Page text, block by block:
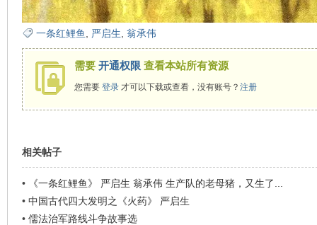
一条红鲤鱼 严启生 翁承伟
需要 开通权限 查看本站所有资源
您需要 登录才可以下载或查看，没有账号？ 注册
相关帖子
•
《一条红鲤鱼》 严启生 翁承伟 生产队的老母猪，又生了...
• 中国古代四大发明之《火药》 严启生
• 儒法治军路线斗争故事选